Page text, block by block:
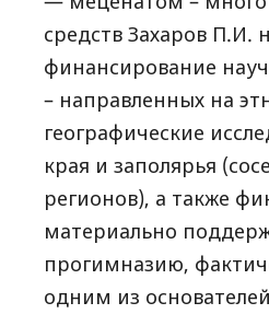
средств Захаров П.И.
финансирование
– направленных на
географические
края и заполярья
регионов), а также
материально
прогимназию,
одним из